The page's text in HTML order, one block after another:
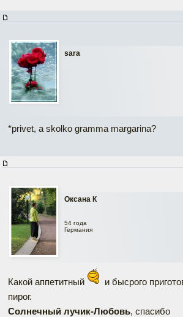
sara
*privet, a skolko gramma margarina?
Оксана К
54 года
Германия
Какой аппетитный
и бысрого
пирог.
Солнечный лучик-Любовь, спасибо